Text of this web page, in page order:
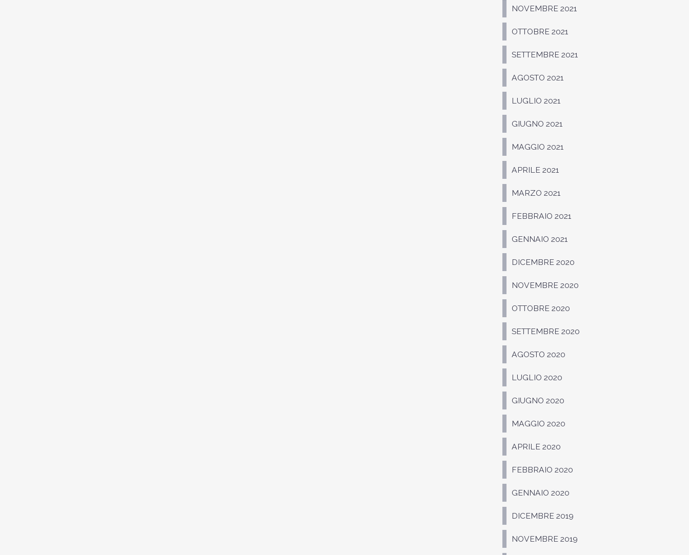
NOVEMBRE 2021
OTTOBRE 2021
SETTEMBRE 2021
AGOSTO 2021
LUGLIO 2021
GIUGNO 2021
MAGGIO 2021
APRILE 2021
MARZO 2021
FEBBRAIO 2021
GENNAIO 2021
DICEMBRE 2020
NOVEMBRE 2020
OTTOBRE 2020
SETTEMBRE 2020
AGOSTO 2020
LUGLIO 2020
GIUGNO 2020
MAGGIO 2020
APRILE 2020
FEBBRAIO 2020
GENNAIO 2020
DICEMBRE 2019
NOVEMBRE 2019